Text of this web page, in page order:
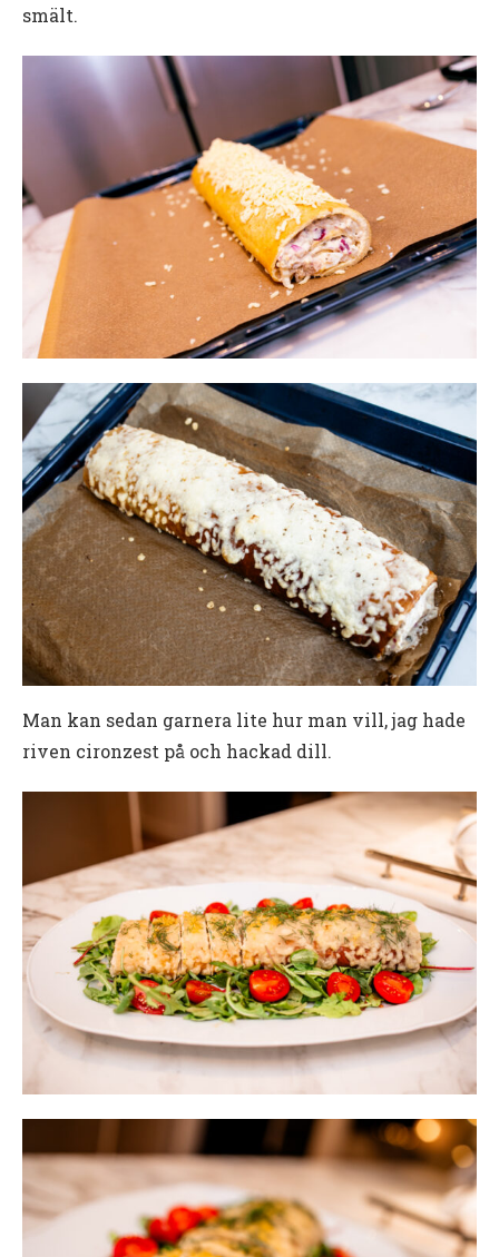
smält.
Man kan sedan garnera lite hur man vill, jag hade
riven cironzest på och hackad dill.